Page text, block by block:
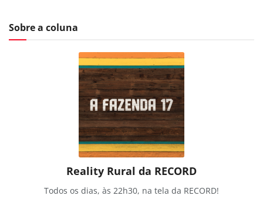
Sobre a coluna
Reality Rural da RECORD
Todos os dias, às 22h30, na tela da RECORD!